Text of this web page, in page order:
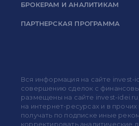
БРОКЕРАМ И АНАЛИТИКАМ
ПАРТНЕРСКАЯ ПРОГРАММА
Вся информация на сайте invest-
совершению сделок с
размещены на сайте invest-
на интернет-ресурсах и в
получать по подписке иные
корректировать аналитические